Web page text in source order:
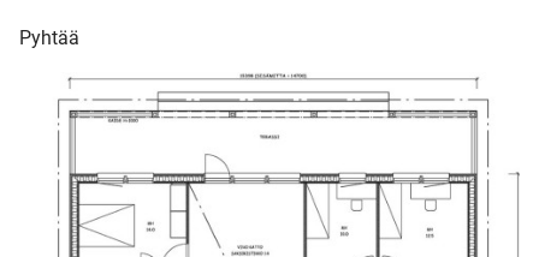
Pyhtää